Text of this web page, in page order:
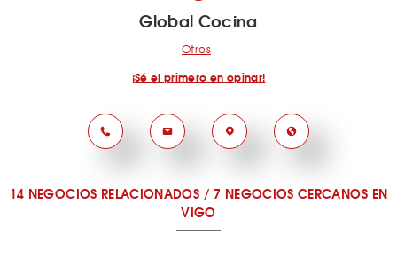
Global Cocina
Otros
¡Sé el primero en opinar!
14 NEGOCIOS RELACIONADOS / 7 NEGOCIOS CERCANOS EN
VIGO